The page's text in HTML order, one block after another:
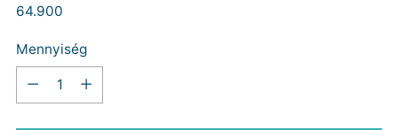
Normál
64.900
Mennyiség
Mennyiség